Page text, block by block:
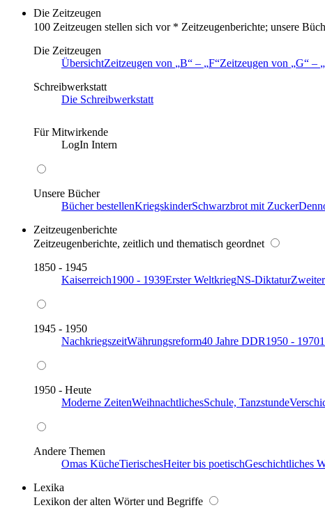
Die Zeitzeugen
100 Zeitzeugen stellen sich vor * Zeitzeugenberichte; unsere
Die Zeitzeugen
ÜbersichtZeitzeugen von B – F Zeitzeugen von G –
Schreibwerkstatt
Die Schreibwerkstatt
Für Mitwirkende
LogIn Intern
Unsere Bücher
Bücher bestellenKriegskinderSchwarzbrot mit Zucker
Zeitzeugenberichte
Zeitzeugenberichte, zeitlich und thematisch geordnet
1850 - 1945
Kaiserreich1900 - 1939Erster WeltkriegNS-Diktatur
1945 - 1950
NachkriegszeitWährungsreform40 Jahre DDR1950 - 1970
1950 - Heute
Moderne ZeitenWeihnachtlichesSchule, Tanzstunde
Andere Themen
Omas KücheTierischesHeiter bis poetischGeschichtliches
Lexika
Lexikon der alten Wörter und Begriffe